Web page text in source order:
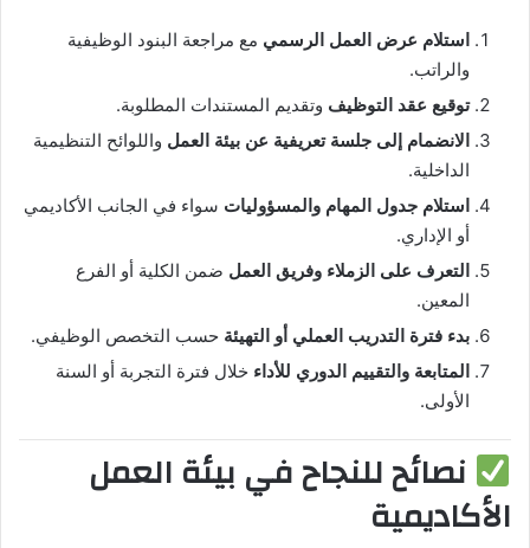
استلام عرض العمل الرسمي مع مراجعة البنود الوظيفية
والراتب.
توقيع عقد التوظيف وتقديم المستندات المطلوبة.
الانضمام إلى جلسة تعريفية عن بيئة العمل واللوائح التنظيمية
الداخلية.
استلام جدول المهام والمسؤوليات سواء في الجانب الأكاديمي
أو الإداري.
التعرف على الزملاء وفريق العمل ضمن الكلية أو الفرع
المعين.
بدء فترة التدريب العملي أو التهيئة حسب التخصص الوظيفي.
المتابعة والتقييم الدوري للأداء خلال فترة التجربة أو السنة
الأولى.
نصائح للنجاح في بيئة العمل
الأكاديمية